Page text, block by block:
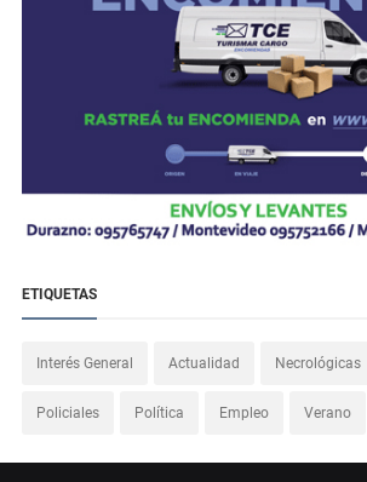
ETIQUETAS
Interés General Actualidad Necrológicas
Policiales Política Empleo Verano